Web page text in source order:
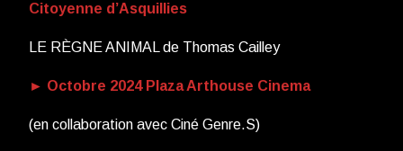
Citoyenne d’Asquillies
LE RÈGNE ANIMAL de Thomas Cailley
► Octobre 2024 Plaza Arthouse Cinema
(en collaboration avec Ciné Genre.S)